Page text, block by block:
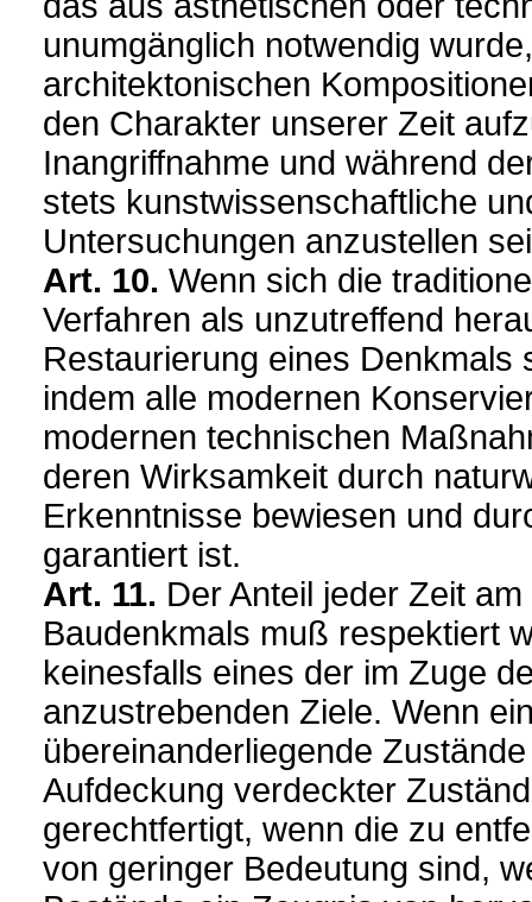
unumgänglich notwendig
architektonischen
den Charakter unserer Zeit
Inangriffnahme und während
stets kunstwissenschaftliche
Untersuchungen anzustellen
Art. 10. Wenn sich die
Verfahren als unzutreffend
Restaurierung eines Denkmals
indem alle modernen
modernen technischen
deren Wirksamkeit durch
Erkenntnisse bewiesen und
garantiert ist.
Art. 11. Der Anteil jeder Zeit
Baudenkmals muß respektiert
keinesfalls eines der im Zuge
anzustrebenden Ziele. Wenn
übereinanderliegende
Aufdeckung verdeckter
gerechtfertigt, wenn die zu
von geringer Bedeutung sind,